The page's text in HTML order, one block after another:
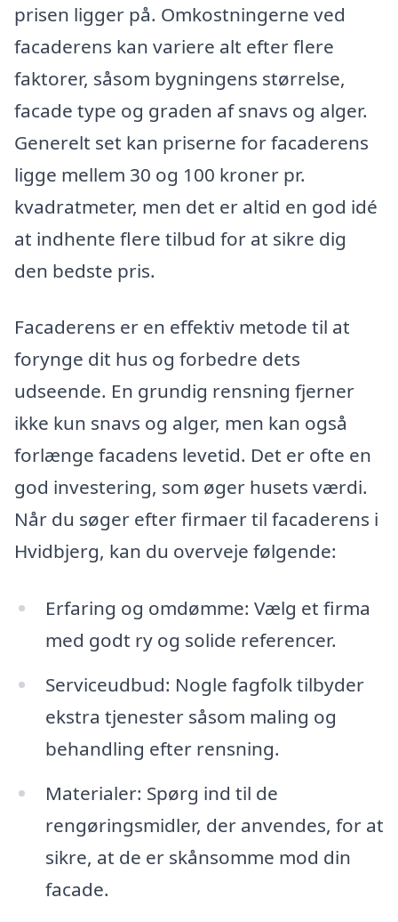
prisen ligger på. Omkostningerne ved
facaderens kan variere alt efter flere
faktorer, såsom bygningens størrelse,
facade type og graden af snavs og alger.
Generelt set kan priserne for facaderens
ligge mellem 30 og 100 kroner pr.
kvadratmeter, men det er altid en god idé
at indhente flere tilbud for at sikre dig
den bedste pris.
Facaderens er en effektiv metode til at
forynge dit hus og forbedre dets
udseende. En grundig rensning fjerner
ikke kun snavs og alger, men kan også
forlænge facadens levetid. Det er ofte en
god investering, som øger husets værdi.
Når du søger efter firmaer til facaderens i
Hvidbjerg, kan du overveje følgende:
Erfaring og omdømme: Vælg et firma
med godt ry og solide referencer.
Serviceudbud: Nogle fagfolk tilbyder
ekstra tjenester såsom maling og
behandling efter rensning.
Materialer: Spørg ind til de
rengøringsmidler, der anvendes, for at
sikre, at de er skånsomme mod din
facade.